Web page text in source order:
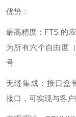
优势：
最高精度：FTS 的
为所有六个自由度
号
无缝集成：接口盒
接口，可实现与客